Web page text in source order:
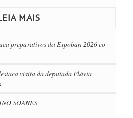
MAIS
preparativos da Expoban 2026 eo
visita da deputada Flávia
SOARES